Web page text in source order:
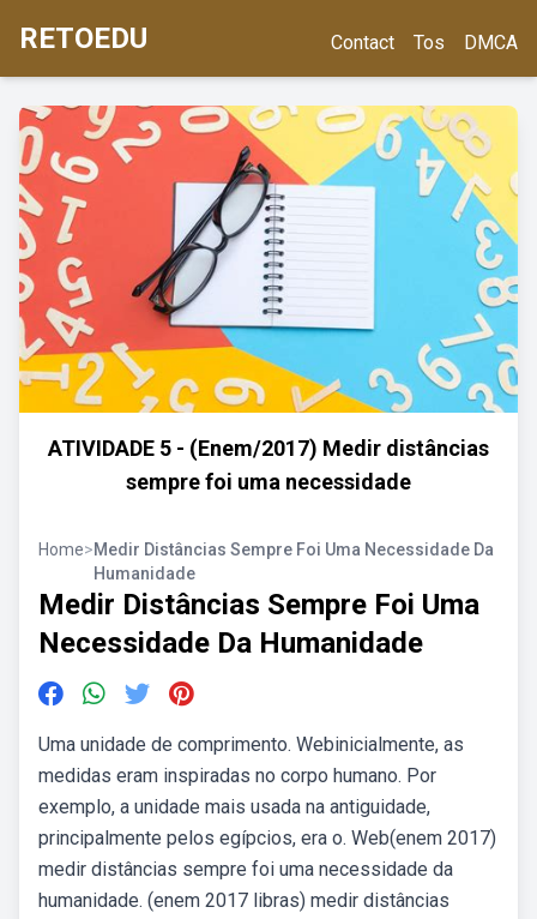
RETOEDU Contact Tos DMCA
ATIVIDADE 5 - (Enem/2017) Medir distâncias
sempre foi uma necessidade
Home>Medir Distâncias Sempre Foi Uma Necessidade Da
Humanidade
Medir Distâncias Sempre Foi Uma
Necessidade Da Humanidade
Uma unidade de comprimento. Webinicialmente, as
medidas eram inspiradas no corpo humano. Por
exemplo, a unidade mais usada na antiguidade,
principalmente pelos egípcios, era o. Web(enem 2017)
medir distâncias sempre foi uma necessidade da
humanidade. (enem 2017 libras) medir distâncias